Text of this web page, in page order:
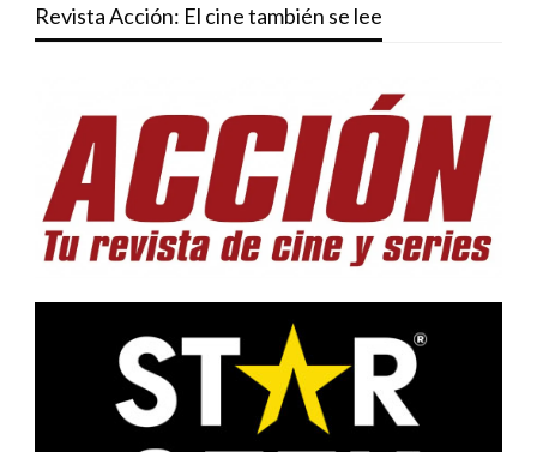
Revista Acción: El cine también se lee